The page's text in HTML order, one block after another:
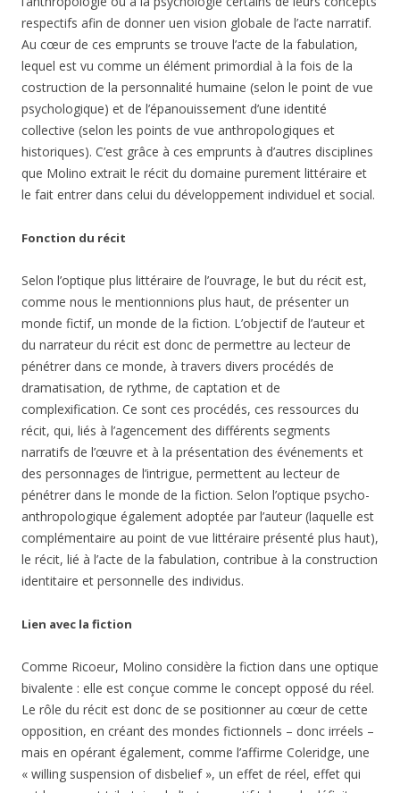
respectifs afin de donner uen vision globale de l’acte narratif.
Au cœur de ces emprunts se trouve l’acte de la fabulation,
lequel est vu comme un élément primordial à la fois de la
costruction de la personnalité humaine (selon le point de vue
psychologique) et de l’épanouissement d’une identité
collective (selon les points de vue anthropologiques et
historiques). C’est grâce à ces emprunts à d’autres disciplines
que Molino extrait le récit du domaine purement littéraire et
le fait entrer dans celui du développement individuel et social.
Fonction du récit
Selon l’optique plus littéraire de l’ouvrage, le but du récit est,
comme nous le mentionnions plus haut, de présenter un
monde fictif, un monde de la fiction. L’objectif de l’auteur et
du narrateur du récit est donc de permettre au lecteur de
pénétrer dans ce monde, à travers divers procédés de
dramatisation, de rythme, de captation et de
complexification. Ce sont ces procédés, ces ressources du
récit, qui, liés à l’agencement des différents segments
narratifs de l’œuvre et à la présentation des événements et
des personnages de l’intrigue, permettent au lecteur de
pénétrer dans le monde de la fiction. Selon l’optique psycho-
anthropologique également adoptée par l’auteur (laquelle est
complémentaire au point de vue littéraire présenté plus haut),
le récit, lié à l’acte de la fabulation, contribue à la construction
identitaire et personnelle des individus.
Lien avec la fiction
Comme Ricoeur, Molino considère la fiction dans une optique
bivalente : elle est conçue comme le concept opposé du réel.
Le rôle du récit est donc de se positionner au cœur de cette
opposition, en créant des mondes fictionnels – donc irréels –
mais en opérant également, comme l’affirme Coleridge, une
« willing suspension of disbelief », un effet de réel, effet qui